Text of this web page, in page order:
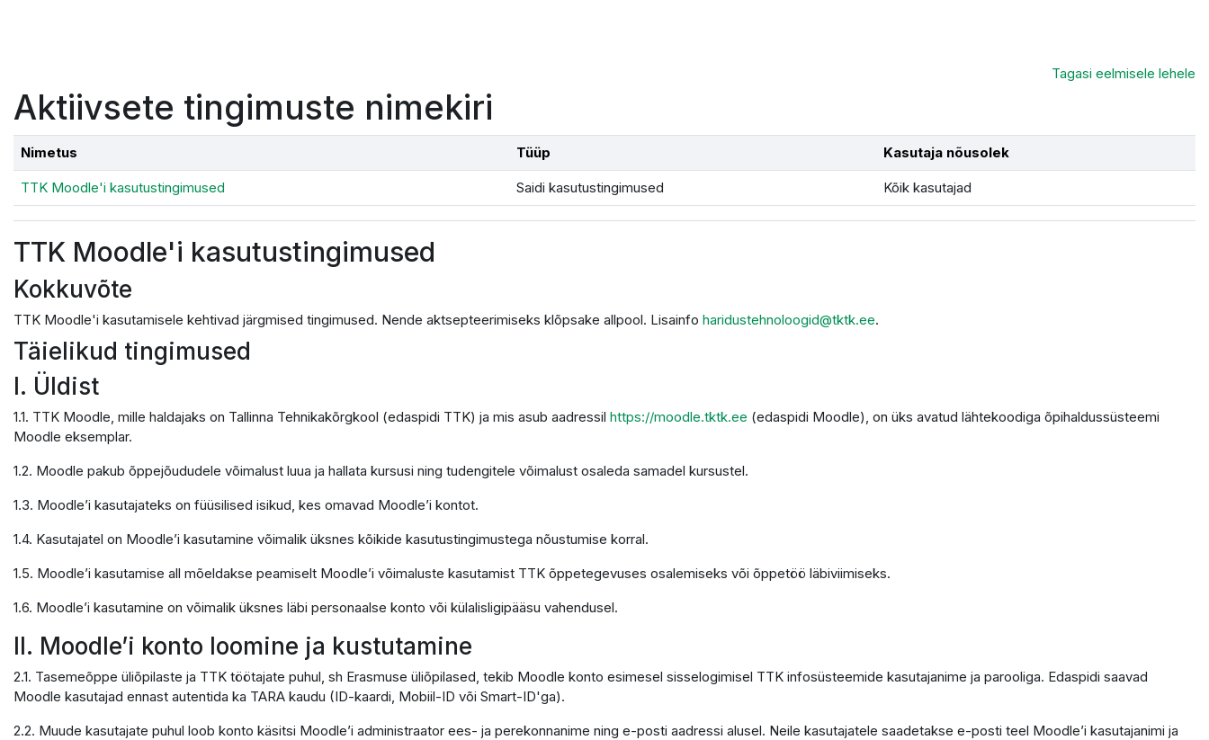
Tagasi eelmisele lehele
Aktiivsete tingimuste nimekiri
Nimetus Tüüp Kasutaja nõusolek
TTK Moodle'i kasutustingimused Saidi kasutustingimused Kõik kasutajad
TTK Moodle'i kasutustingimused
Kokkuvõte
TTK Moodle'i kasutamisele kehtivad järgmised tingimused. Nende aktsepteerimiseks klõpsake allpool. Lisainfo haridustehnoloogid@tktk.ee.
Täielikud tingimused
I. Üldist
1.1. TTK Moodle, mille haldajaks on Tallinna Tehnikakõrgkool (edaspidi TTK) ja mis asub aadressil https://moodle.tktk.ee (edaspidi Moodle), on üks avatud lähtekoodiga õpihaldussüsteemi
Moodle eksemplar.
1.2. Moodle pakub õppejõududele võimalust luua ja hallata kursusi ning tudengitele võimalust osaleda samadel kursustel.
1.3. Moodle’i kasutajateks on füüsilised isikud, kes omavad Moodle’i kontot.
1.4. Kasutajatel on Moodle’i kasutamine võimalik üksnes kõikide kasutustingimustega nõustumise korral.
1.5. Moodle’i kasutamise all mõeldakse peamiselt Moodle’i võimaluste kasutamist TTK õppetegevuses osalemiseks või õppetöö läbiviimiseks.
1.6. Moodle’i kasutamine on võimalik üksnes läbi personaalse konto või külalisligipääsu vahendusel.
II. Moodle’i konto loomine ja kustutamine
2.1. Tasemeõppe üliõpilaste ja TTK töötajate puhul, sh Erasmuse üliõpilased, tekib Moodle konto esimesel sisselogimisel TTK infosüsteemide kasutajanime ja parooliga. Edaspidi saavad
Moodle kasutajad ennast autentida ka TARA kaudu (ID-kaardi, Mobiil-ID või Smart-ID'ga).
2.2. Muude kasutajate puhul loob konto käsitsi Moodle’i administraator ees- ja perekonnanime ning e-posti aadressi alusel. Neile kasutajatele saadetakse e-posti teel Moodle’i kasutajanimi ja